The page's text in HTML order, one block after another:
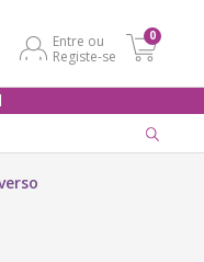
Entre ou
Registe-se
0